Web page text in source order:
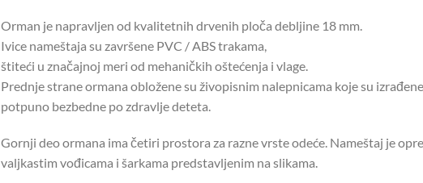
Orman je napravljen od kvalitetnih drvenih ploča debljine 18 mm.
Ivice nameštaja su završene PVC / ABS trakama,
štiteći u značajnoj meri od mehaničkih oštećenja i vlage.
Prednje strane ormana obložene su živopisnim nalepnicama koje su
potpuno bezbedne po zdravlje deteta.
Gornji deo ormana ima četiri prostora za razne vrste odeće. Nameštaj je
valjkastim vođicama i šarkama predstavljenim na slikama.